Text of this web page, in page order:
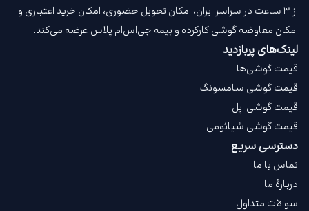
از ۳ ساعت در سراسر ایران، امکان تحویل حضوری، امکان خرید اعتباری و
امکان معاوضه گوشی کارکرده و بیمه جی‌اس‌ام‌ پلاس عرضه می‌کند.
لینک‌های پربازدید
قیمت گوشی‌ها
قیمت گوشی سامسونگ
قیمت گوشی اپل
قیمت گوشی شیائومی
دسترسی سریع
تماس با ما
دربارهٔ ما
سوالات متداول